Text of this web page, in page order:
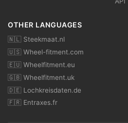
OTHER LANGUAGES
🇳🇱 Steekmaat.nl
🇺🇸 Wheel-fitment.com
🇪🇺 Wheelfitment.eu
🇬🇧 Wheelfitment.uk
🇩🇪 Lochkreisdaten.de
🇫🇷 Entraxes.fr